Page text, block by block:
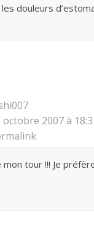
douleurs
octobre 2007 à
tour !!! Je